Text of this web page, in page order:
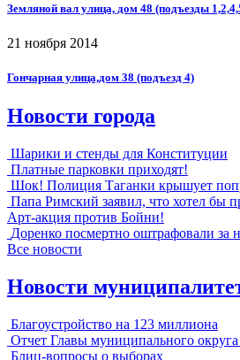
Земляной вал улица, дом 48 (подъезды
21 ноября 2014
Гончарная улица,дом 38 (подъезд 4)
Новости города
Шарики и стенды для Конституции
Платные парковки приходят!
Шок! Полиция Таганки крышует
Папа Римский заявил, что хотел бы
Арт-акция против Бойни!
Доренко посмертно оштрафовали за
Все новости
Новости
Благоустройство на 123 миллиона
Отчет Главы муниципального
Блиц-вопросы о выборах